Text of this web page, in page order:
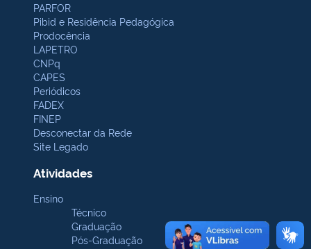
PARFOR
Pibid e Residência Pedagógica
Prodocência
LAPETRO
CNPq
CAPES
Periódicos
FADEX
FINEP
Desconectar da Rede
Site Legado
Atividades
Ensino
Técnico
Graduação
Pós-Graduação